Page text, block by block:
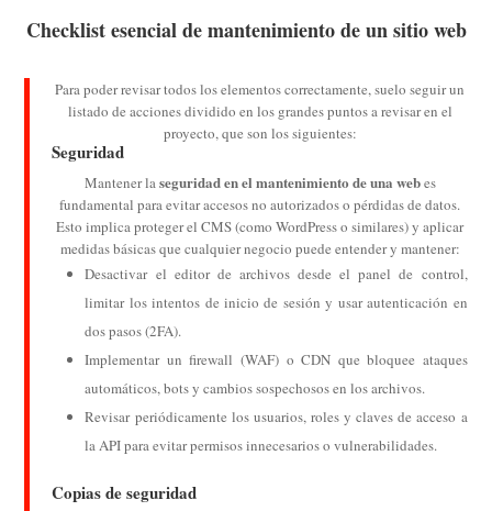
Checklist esencial de mantenimiento de un sitio web
Para poder revisar todos los elementos correctamente, suelo seguir un
listado de acciones dividido en los grandes puntos a revisar en el
proyecto, que son los siguientes:
Seguridad
Mantener la seguridad en el mantenimiento de una webes
fundamental para evitar accesos no autorizados o pérdidas de datos.
Esto implica proteger el CMS (como WordPress o similares) y aplicar
medidas básicas que cualquier negocio puede entender y mantener:
Desactivar el editor de archivos desde el panel de control,
limitar los intentos de inicio de sesión y usar autenticación en
dos pasos (2FA).
Implementar un firewall (WAF) o CDN que bloquee ataques
automáticos, bots y cambios sospechosos en los archivos.
Revisar periódicamente los usuarios, roles y claves de acceso a
la API para evitar permisos innecesarios o vulnerabilidades.
Copias de seguridad